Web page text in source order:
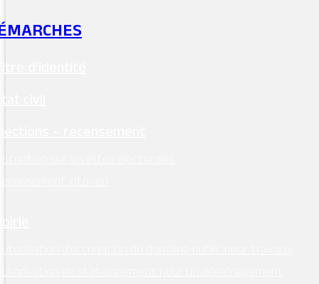
d’identité
civil
– recensement
sur les listes électorales
citoyen
d’occupation du domaine public pour travaux
de stationnement pour un déménagement